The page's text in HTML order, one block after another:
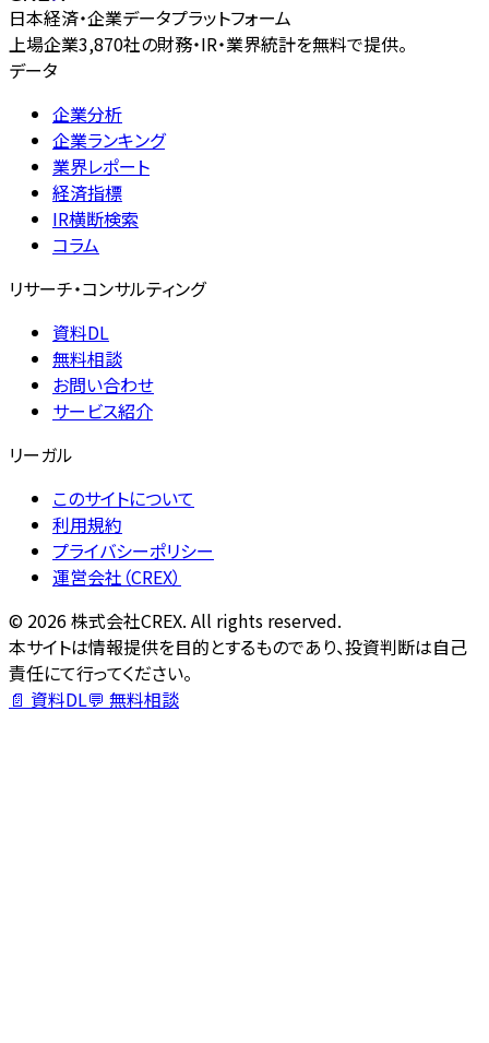
日本経済・企業データプラットフォーム
上場企業3,870社の財務・IR・業界統計を無料で提供。
データ
企業分析
企業ランキング
業界レポート
経済指標
IR横断検索
コラム
リサーチ・コンサルティング
資料DL
無料相談
お問い合わせ
サービス紹介
リーガル
このサイトについて
利用規約
プライバシーポリシー
運営会社（CREX）
© 2026株式会社CREX. All rights reserved.
本サイトは情報提供を目的とするものであり、投資判断は自己
責任にて行ってください。
📄 資料DL💬 無料相談